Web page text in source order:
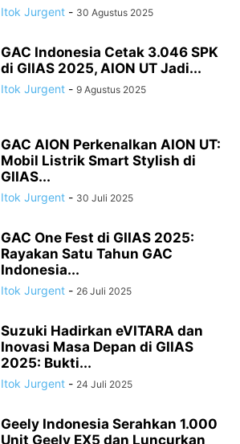
Itok Jurgent - 30 Agustus 2025
GAC Indonesia Cetak 3.046 SPK
di GIIAS 2025, AION UT Jadi...
Itok Jurgent - 9 Agustus 2025
GAC AION Perkenalkan AION UT:
Mobil Listrik Smart Stylish di
GIIAS...
Itok Jurgent - 30 Juli 2025
GAC One Fest di GIIAS 2025:
Rayakan Satu Tahun GAC
Indonesia...
Itok Jurgent - 26 Juli 2025
Suzuki Hadirkan eVITARA dan
Inovasi Masa Depan di GIIAS
2025: Bukti...
Itok Jurgent - 24 Juli 2025
Geely Indonesia Serahkan 1.000
Unit Geely EX5 dan Luncurkan